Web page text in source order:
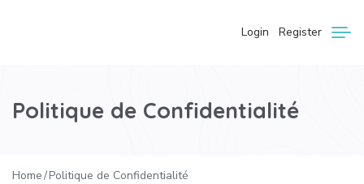
Login Register
Politique de Confidentialité
Home Politique de Confidentialité